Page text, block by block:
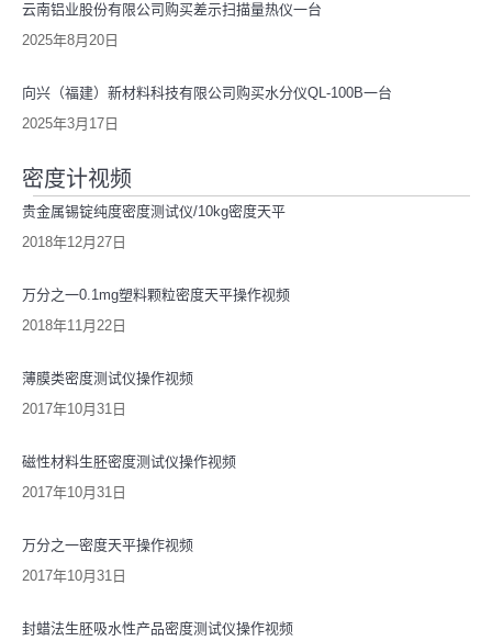
云南铝业股份有限公司购买差示扫描量热仪一台
2025年8月20日
向兴（福建）新材料科技有限公司购买水分仪QL-100B一台
2025年3月17日
密度计视频
贵金属锡锭纯度密度测试仪/10kg密度天平
2018年12月27日
万分之一0.1mg塑料颗粒密度天平操作视频
2018年11月22日
薄膜类密度测试仪操作视频
2017年10月31日
磁性材料生胚密度测试仪操作视频
2017年10月31日
万分之一密度天平操作视频
2017年10月31日
封蜡法生胚吸水性产品密度测试仪操作视频